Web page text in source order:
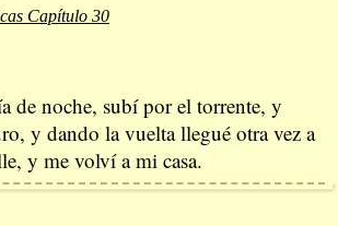
Capítulo 30
de noche, subí por el torrente, y
y dando la vuelta llegué otra vez a
y me volví a mi casa.